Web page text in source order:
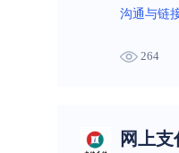
沟通与链
264
网上